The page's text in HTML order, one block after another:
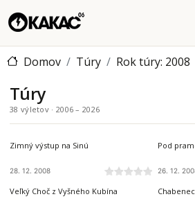
Domov Túry Rok túry: 2008
Túry
38 výletov · 2006 – 2026
NÍZKE TATRY
Zimný výstup na Sinú
28. 12. 2008
NÍZKE
Pod
26. 12.
CHOČSKÉ VRCHY
Veľký Choč z Vyšného Kubína
NÍZKE